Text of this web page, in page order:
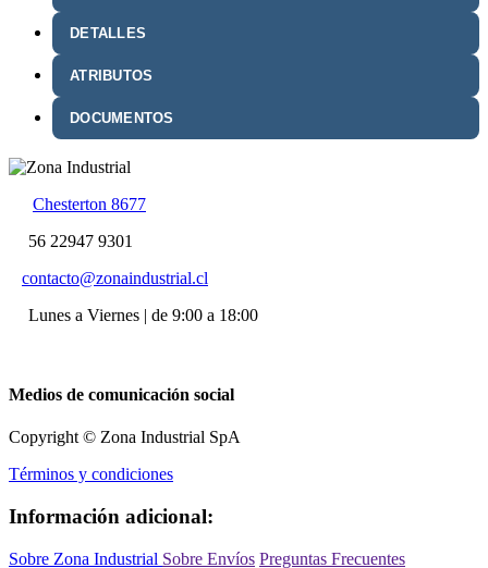
DETALLES
ATRIBUTOS
DOCUMENTOS
Chesterton 8677
56 22947 9301
contacto@zonaindustrial.cl
Lunes a Viernes | de 9:00 a 18:00
Medios de comunicación social
Copyright © Zona Industrial SpA
Términos y condiciones
Información adicional:
Sobre Zona Industrial Sobre Envíos Preguntas Frecuentes